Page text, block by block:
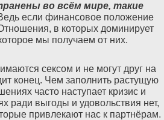
во всём мире, такие
если финансовое положение
в которых доминирует
мы получаем от них.
сексом и не могут друг на
конец. Чем заполнить растущую
часто наступает кризис и
ради выгоды и удовольствия нет,
привлекают нас к партнёрам.